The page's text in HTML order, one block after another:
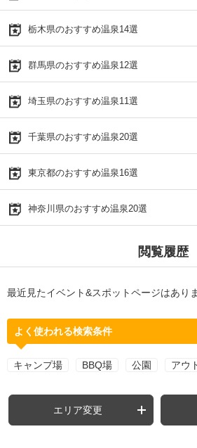
栃木県のおすすめ温泉14選
群馬県のおすすめ温泉12選
埼玉県のおすすめ温泉11選
千葉県のおすすめ温泉20選
東京都のおすすめ温泉16選
神奈川県のおすすめ温泉20選
閲覧履歴
最近見たイベント&スポットページはあり
よく使われる検索条件
キャンプ場 BBQ場 公園 アウ
エリア変更